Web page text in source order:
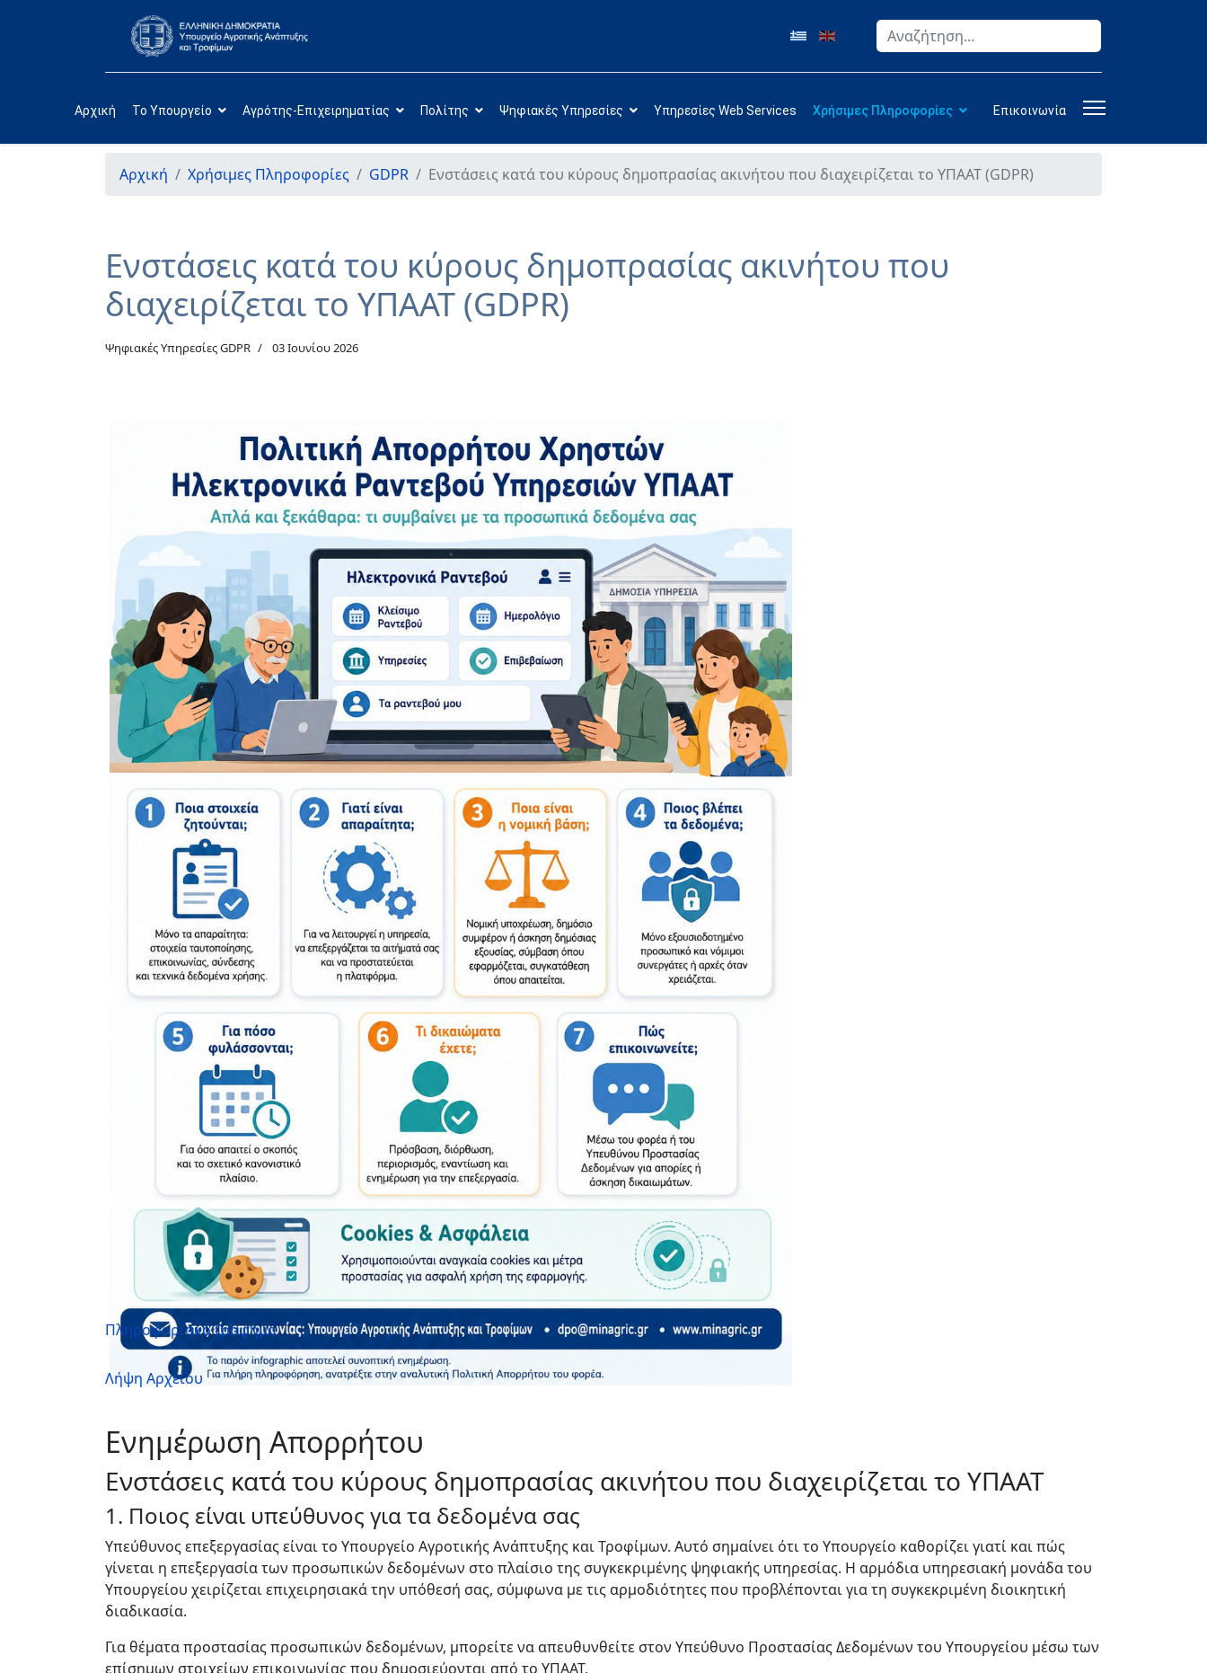
Αναζήτηση
Αρχική Το Υπουργείο Αγρότης-Επιχειρηματίας Πολίτης Ψηφιακές Υπηρεσίες Υπηρεσίες Web Services Χρήσιμες Πληροφορίες Επικοινωνία
Αρχική Χρήσιμες Πληροφορίες GDPR Ενστάσεις κατά του κύρους δημοπρασίας ακινήτου που διαχειρίζεται το ΥΠΑΑΤ (GDPR)
Ενστάσεις κατά του κύρους δημοπρασίας ακινήτου που
διαχειρίζεται το ΥΠΑΑΤ (GDPR)
Ψηφιακές Υπηρεσίες GDPR 03 Ιουνίου 2026
Πληροφοριακό Γράφημα
Λήψη Αρχείου
Ενημέρωση Απορρήτου
Ενστάσεις κατά του κύρους δημοπρασίας ακινήτου που διαχειρίζεται το ΥΠΑΑΤ
1. Ποιος είναι υπεύθυνος για τα δεδομένα σας
Υπεύθυνος επεξεργασίας είναι το Υπουργείο Αγροτικής Ανάπτυξης και Τροφίμων. Αυτό σημαίνει ότι το Υπουργείο καθορίζει γιατί και πώς
γίνεται η επεξεργασία των προσωπικών δεδομένων στο πλαίσιο της συγκεκριμένης ψηφιακής υπηρεσίας. Η αρμόδια υπηρεσιακή μονάδα του
Υπουργείου χειρίζεται επιχειρησιακά την υπόθεσή σας, σύμφωνα με τις αρμοδιότητες που προβλέπονται για τη συγκεκριμένη διοικητική
διαδικασία.
Για θέματα προστασίας προσωπικών δεδομένων, μπορείτε να απευθυνθείτε στον Υπεύθυνο Προστασίας Δεδομένων του Υπουργείου μέσω των
επίσημων στοιχείων επικοινωνίας που δημοσιεύονται από το ΥΠΑΑΤ.